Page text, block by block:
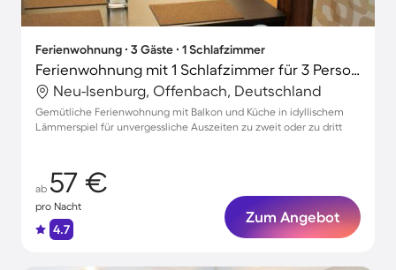
Ferienwohnung ∙ 3 Gäste ∙ 1 Schlafzimmer
Ferienwohnung mit 1 Schlafzimmer für 3 Personen
Neu-Isenburg, Offenbach, Deutschland
Gemütliche Ferienwohnung mit Balkon und Küche in idyllischem
Lämmerspiel für unvergessliche Auszeiten zu zweit oder zu dritt
ab 57 €
pro Nacht
4.7
Zum Angebot